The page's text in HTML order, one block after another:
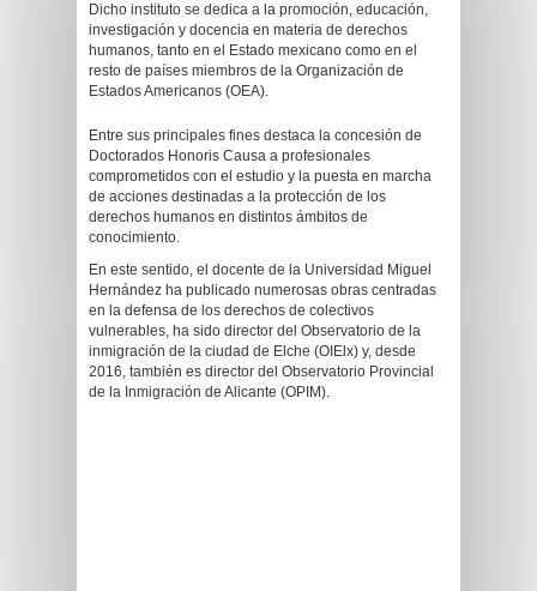
Dicho instituto se dedica a la promoción, educación,
investigación y docencia en materia de derechos
humanos, tanto en el Estado mexicano como en el
resto de países miembros de la Organización de
Estados Americanos (OEA).
Entre sus principales fines destaca la concesión de
Doctorados Honoris Causa a profesionales
comprometidos con el estudio y la puesta en marcha
de acciones destinadas a la protección de los
derechos humanos en distintos ámbitos de
conocimiento.
En este sentido, el docente de la Universidad Miguel
Hernández ha publicado numerosas obras centradas
en la defensa de los derechos de colectivos
vulnerables, ha sido director del Observatorio de la
inmigración de la ciudad de Elche (OIElx) y, desde
2016, también es director del Observatorio Provincial
de la Inmigración de Alicante (OPIM).